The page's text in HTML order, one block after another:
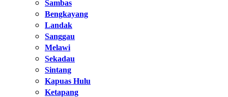
Sambas
Bengkayang
Landak
Sanggau
Melawi
Sekadau
Sintang
Kapuas Hulu
Ketapang